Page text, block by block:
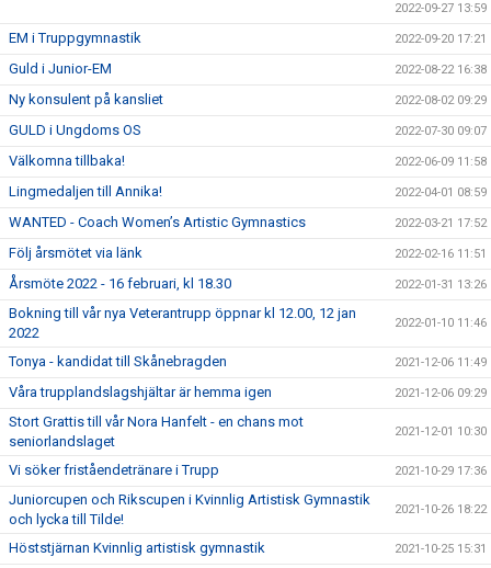
2022-09-27 13:59
EM i Truppgymnastik 2022-09-20 17:21
Guld i Junior-EM 2022-08-22 16:38
Ny konsulent på kansliet 2022-08-02 09:29
GULD i Ungdoms OS 2022-07-30 09:07
Välkomna tillbaka! 2022-06-09 11:58
Lingmedaljen till Annika! 2022-04-01 08:59
WANTED - Coach Women’s Artistic Gymnastics 2022-03-21 17:52
Följ årsmötet via länk 2022-02-16 11:51
Årsmöte 2022 - 16 februari, kl 18.30 2022-01-31 13:26
Bokning till vår nya Veterantrupp öppnar kl 12.00, 12 jan
2022
2022-01-10 11:46
Tonya - kandidat till Skånebragden 2021-12-06 11:49
Våra trupplandslagshjältar är hemma igen 2021-12-06 09:29
Stort Grattis till vår Nora Hanfelt - en chans mot
seniorlandslaget
2021-12-01 10:30
Vi söker friståendetränare i Trupp 2021-10-29 17:36
Juniorcupen och Rikscupen i Kvinnlig Artistisk Gymnastik
och lycka till Tilde!
2021-10-26 18:22
Höststjärnan Kvinnlig artistisk gymnastik 2021-10-25 15:31